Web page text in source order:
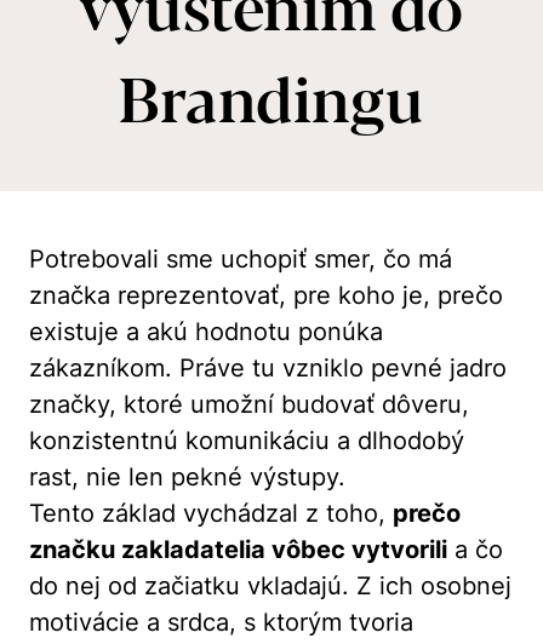
Brandingu
Potrebovali sme uchopiť smer, čo má
značka reprezentovať, pre koho je, prečo
existuje a akú hodnotu ponúka
zákazníkom. Práve tu vzniklo pevné jadro
značky, ktoré umožní budovať dôveru,
konzistentnú komunikáciu a dlhodobý
rast, nie len pekné výstupy.
Tento základ vychádzal z toho, prečo
značku zakladatelia vôbec vytvorili a čo
do nej od začiatku vkladajú. Z ich osobnej
motivácie a srdca, s ktorým tvoria